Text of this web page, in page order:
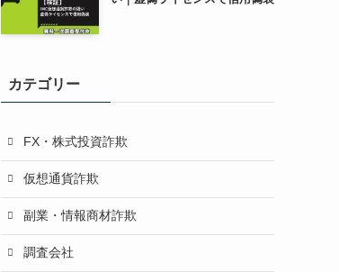
カテゴリー
FX・株式投資詐欺
仮想通貨詐欺
副業・情報商材詐欺
調査会社